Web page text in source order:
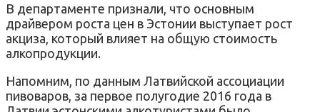
В департаменте признали, что основным
драйвером роста цен в Эстонии выступает рост
акциза, который влияет на общую стоимость
алкопродукции.
Напомним, по данным Латвийской ассоциации
пивоваров, за первое полугодие 2016 года в